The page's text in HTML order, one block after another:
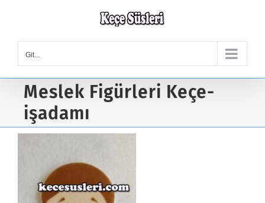
content
Git...
Meslek Figürleri Keçe-
işadamı